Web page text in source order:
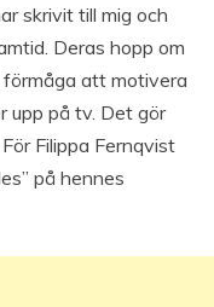
skrivit till mig och
Deras hopp om
att motivera
upp på tv. Det gör
Filippa Fernqvist
på hennes